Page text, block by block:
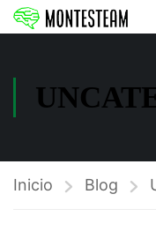
Inicio Blog